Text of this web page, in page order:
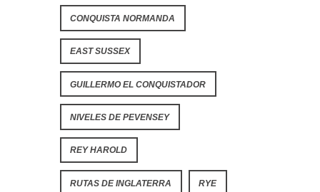
CONQUISTA NORMANDA
EAST SUSSEX
GUILLERMO EL CONQUISTADOR
NIVELES DE PEVENSEY
REY HAROLD
RUTAS DE INGLATERRA RYE